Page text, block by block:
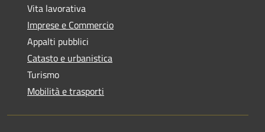
Vita lavorativa
Imprese e Commercio
Appalti pubblici
Catasto e urbanistica
Turismo
Mobilità e trasporti